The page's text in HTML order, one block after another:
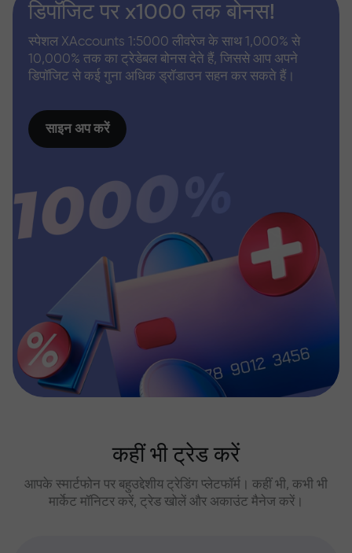
डिपॉजिट पर x1000 तक बोनस!
स्पेशल XAccounts 1:5000 लीवरेज के साथ 1,000% से
10,000% तक का ट्रेडेबल बोनस देते हैं, जिससे आप अपने
डिपॉजिट से कई गुना अधिक ड्रॉडाउन सहन कर सकते हैं।
साइन अप करें
कहीं भी ट्रेड करें
आपके स्मार्टफोन पर बहुउद्देशीय ट्रेडिंग प्लेटफॉर्म। कहीं भी, कभी भी
मार्केट मॉनिटर करें, ट्रेड खोलें और अकाउंट मैनेज करें।